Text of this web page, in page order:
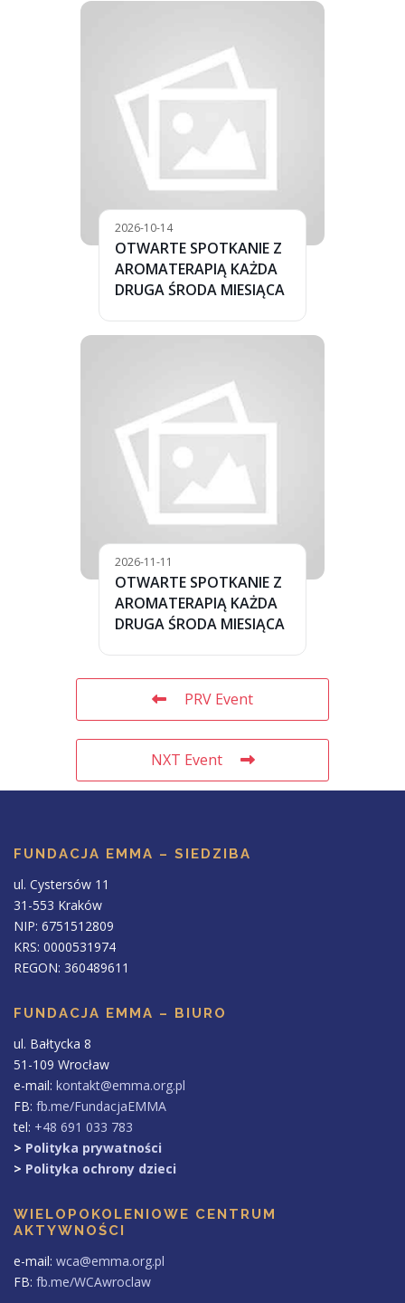
2026-10-14
OTWARTE SPOTKANIE Z
AROMATERAPIĄ KAŻDA
DRUGA ŚRODA MIESIĄCA
2026-11-11
OTWARTE SPOTKANIE Z
AROMATERAPIĄ KAŻDA
DRUGA ŚRODA MIESIĄCA
PRV Event
NXT Event
FUNDACJA EMMA – SIEDZIBA
ul. Cystersów 11
31-553 Kraków
NIP: 6751512809
KRS: 0000531974
REGON: 360489611
FUNDACJA EMMA – BIURO
ul. Bałtycka 8
51-109 Wrocław
e-mail: kontakt@emma.org.pl
FB: fb.me/FundacjaEMMA
tel: +48 691 033 783
> Polityka prywatności
> Polityka ochrony dzieci
WIELOPOKOLENIOWE CENTRUM
AKTYWNOŚCI
e-mail: wca@emma.org.pl
FB: fb.me/WCAwroclaw